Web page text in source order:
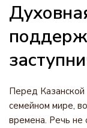
Перед Казанской
семейном мире,
времена. Речь не